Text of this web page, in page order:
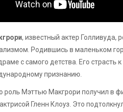
, известный актер Голливуда,
Родившись в маленьком
с самого детства. Его
признанию.
роль Мэттью Макгрори получил в
Гленн Клоуз. Это